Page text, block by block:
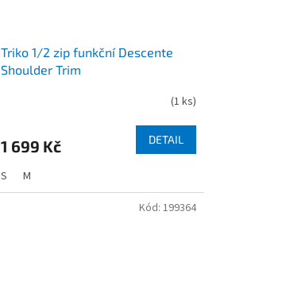
Triko 1/2 zip funkční Descente
Shoulder Trim
(1 ks)
1 699 Kč DETAIL
S M
Kód: 199364